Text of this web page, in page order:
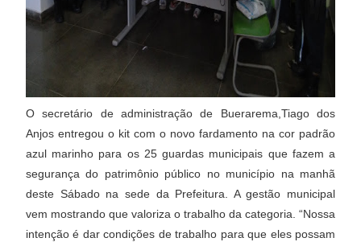
O secretário de administração de Buerarema,Tiago dos
Anjos entregou o kit com o novo fardamento na cor padrão
azul marinho para os 25 guardas municipais que fazem a
segurança do patrimônio público no município na manhã
deste Sábado na sede da Prefeitura. A gestão municipal
vem mostrando que valoriza o trabalho da categoria. “Nossa
intenção é dar condições de trabalho para que eles possam